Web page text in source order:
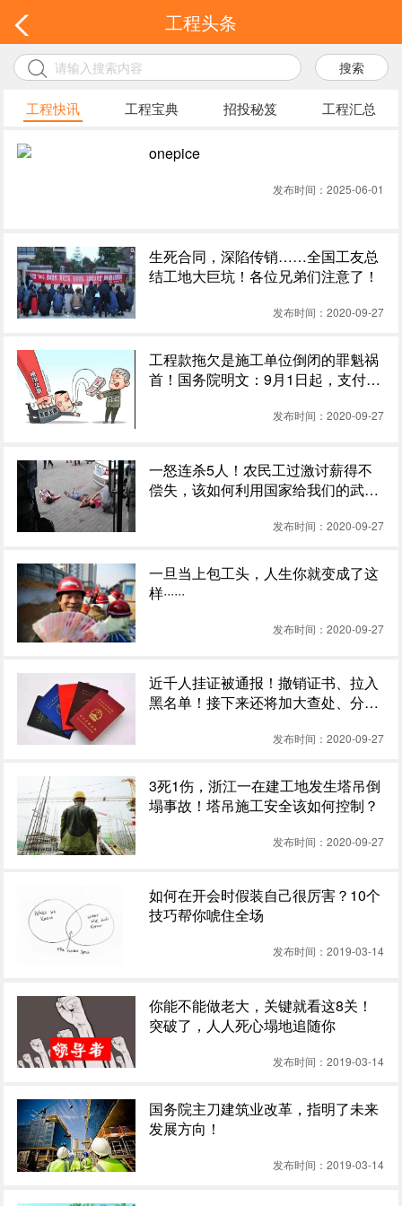
工程头条
搜索
工程快讯 工程宝典 招投秘笈 工程汇总
onepice
发布时间：2025-06-01
生死合同，深陷传销……全国工友总
结工地大巨坑！各位兄弟们注意了！
发布时间：2020-09-27
工程款拖欠是施工单位倒闭的罪魁祸
首！国务院明文：9月1日起，支付工
发布时间：2020-09-27
一怒连杀5人！农民工过激讨薪得不
偿失，该如何利用国家给我们的武
发布时间：2020-09-27
一旦当上包工头，人生你就变成了这
样······
发布时间：2020-09-27
近千人挂证被通报！撤销证书、拉入
黑名单！接下来还将加大查处、分类
发布时间：2020-09-27
3死1伤，浙江一在建工地发生塔吊倒
塌事故！塔吊施工安全该如何控制？
发布时间：2020-09-27
如何在开会时假装自己很厉害？10个
技巧帮你唬住全场
发布时间：2019-03-14
你能不能做老大，关键就看这8关！
突破了，人人死心塌地追随你
发布时间：2019-03-14
国务院主刀建筑业改革，指明了未来
发展方向！
发布时间：2019-03-14